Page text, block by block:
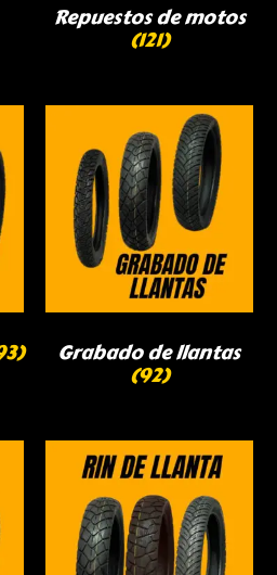
Repuestos de motos
(121)
Grabado de llantas
(92)